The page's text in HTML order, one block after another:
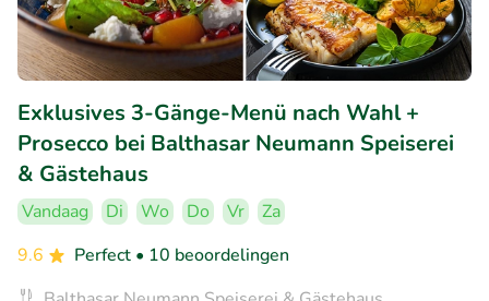
Exklusives 3-Gänge-Menü nach Wahl +
Prosecco bei Balthasar Neumann Speiserei
& Gästehaus
Vandaag Di Wo Do Vr
Za
9.6
Perfect • 10 beoordelingen